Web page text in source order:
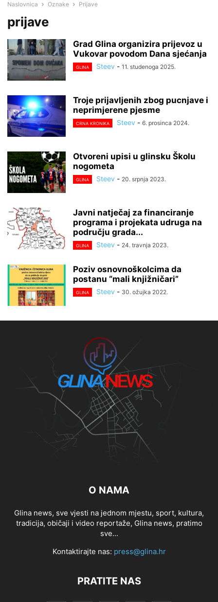
Naslovnica Oznake Prijave
prijave
Grad Glina organizira prijevoz u
Vukovar povodom Dana sjećanja
GLINA Steev - 11. studenoga 2025.
Troje prijavljenih zbog pucnjave i
neprimjerene pjesme
CRNA KRONIKA Steev - 6. prosinca 2024.
Otvoreni upisi u glinsku Školu
nogometa
GLINA Steev - 20. srpnja 2023.
Javni natječaj za financiranje
programa i projekata udruga na
području grada...
GLINA Steev - 24. travnja 2023.
Poziv osnovnoškolcima da
postanu “mali knjižničari”
GLINA Steev - 30. ožujka 2022.
O NAMA
Glina news, sve vjesti na jednom mjestu, sport, kultura,
tradicija, običaji i video reportaže, Glina news, pratimo
sve...
Kontaktirajte nas: press@glina.hr
PRATITE NAS